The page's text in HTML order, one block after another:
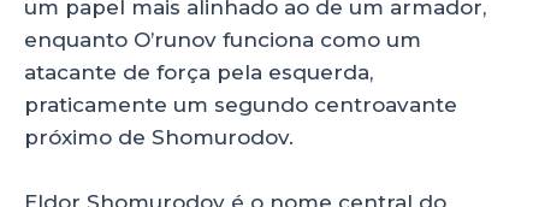
um papel mais alinhado ao de um armador,
enquanto O’runov funciona como um
atacante de força pela esquerda,
praticamente um segundo centroavante
próximo de Shomurodov.
Eldor Shomurodov é o nome central do